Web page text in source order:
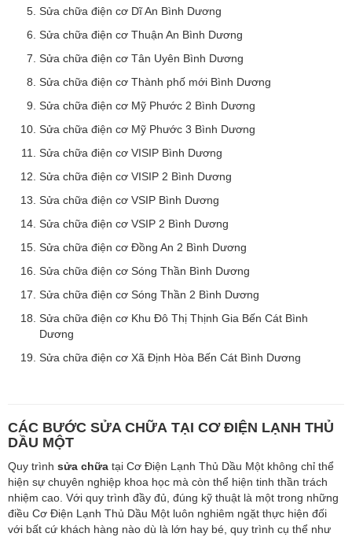
Sửa chữa điện cơ Dĩ An Bình Dương
Sửa chữa điện cơ Thuận An Bình Dương
Sửa chữa điện cơ Tân Uyên Bình Dương
Sửa chữa điện cơ Thành phố mới Bình Dương
Sửa chữa điện cơ Mỹ Phước 2 Bình Dương
Sửa chữa điện cơ Mỹ Phước 3 Bình Dương
Sửa chữa điện cơ VISIP Bình Dương
Sửa chữa điện cơ VISIP 2 Bình Dương
Sửa chữa điện cơ VSIP Bình Dương
Sửa chữa điện cơ VSIP 2 Bình Dương
Sửa chữa điện cơ Đồng An 2 Bình Dương
Sửa chữa điện cơ Sóng Thần Bình Dương
Sửa chữa điện cơ Sóng Thần 2 Bình Dương
Sửa chữa điện cơ Khu Đô Thị Thịnh Gia Bến Cát Bình
Dương
Sửa chữa điện cơ Xã Định Hòa Bến Cát Bình Dương
CÁC BƯỚC SỬA CHỮA TẠI CƠ ĐIỆN LẠNH THỦ
DẦU MỘT
Quy trình sửa chữa tại Cơ Điện Lạnh Thủ Dầu Một không chỉ thể
hiện sự chuyên nghiệp khoa học mà còn thể hiện tinh thần trách
nhiệm cao. Với quy trình đầy đủ, đúng kỹ thuật là một trong những
điều Cơ Điện Lạnh Thủ Dầu Một luôn nghiêm ngặt thực hiện đối
với bất cứ khách hàng nào dù là lớn hay bé, quy trình cụ thể như